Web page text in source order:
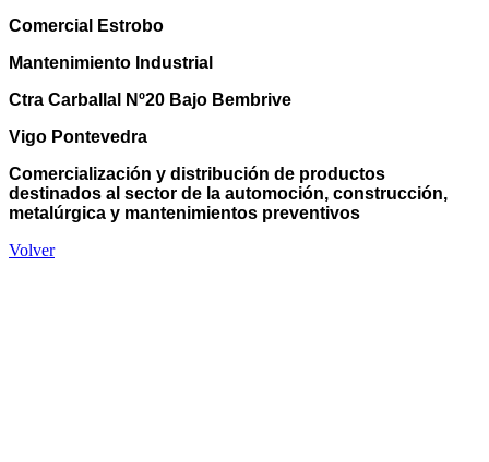
Comercial Estrobo
Mantenimiento Industrial
Ctra Carballal Nº20 Bajo Bembrive
Vigo Pontevedra
Comercialización y distribución de productos
destinados al sector de la automoción, construcción,
metalúrgica y mantenimientos preventivos
Volver